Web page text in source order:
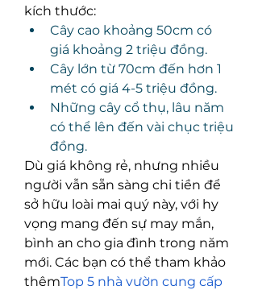
kích thước:
Cây cao khoảng 50cm có
giá khoảng 2 triệu đồng.
Cây lớn từ 70cm đến hơn 1
mét có giá 4-5 triệu đồng.
Những cây cổ thụ, lâu năm
có thể lên đến vài chục triệu
đồng.
Dù giá không rẻ, nhưng nhiều
người vẫn sẵn sàng chi tiền để
sở hữu loài mai quý này, với hy
vọng mang đến sự may mắn,
bình an cho gia đình trong năm
mới. Các bạn có thể tham khảo
thêmTop 5 nhà vườn cung cấp